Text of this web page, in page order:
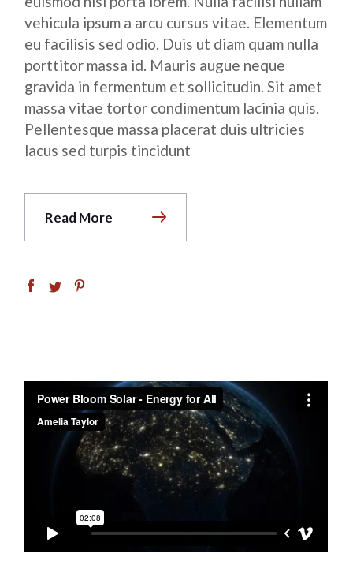
vehicula ipsum a arcu cursus vitae. Elementum
eu facilisis sed odio. Duis ut diam quam nulla
porttitor massa id. Mauris augue neque
gravida in fermentum et sollicitudin. Sit amet
massa vitae tortor condimentum lacinia quis.
Pellentesque massa placerat duis ultricies
lacus sed turpis tincidunt
Read More